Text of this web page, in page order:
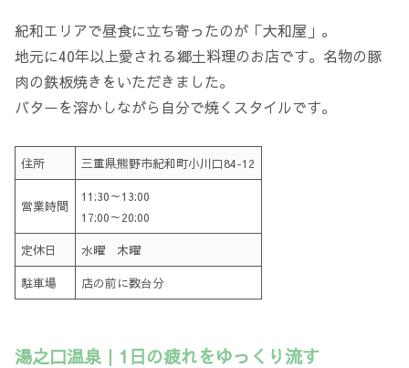
紀和エリアで昼食に立ち寄ったのが「大和屋」。
地元に40年以上愛される郷土料理のお店です。名物の豚
肉の鉄板焼きをいただきました。
バターを溶かしながら自分で焼くスタイルです。
住所 三重県熊野市紀和町小川口84-12
営業時間
11:30～13:00
17:00～20:00
定休日 水曜 木曜
駐車場 店の前に数台分
湯之口温泉｜1日の疲れをゆっくり流す